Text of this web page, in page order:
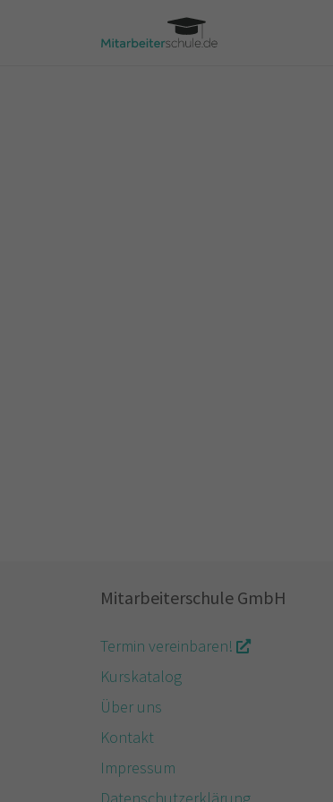
Mitarbeiterschule GmbH
Termin vereinbaren!
Kurskatalog
Über uns
Kontakt
Impressum